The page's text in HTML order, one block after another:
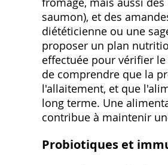
saumon)‚ et des
diététicienne ou une
proposer un plan
effectuée pour vérifier
de comprendre que la
l'allaitement‚ et que
long terme. Une
contribue à maintenir
Probiotiques et